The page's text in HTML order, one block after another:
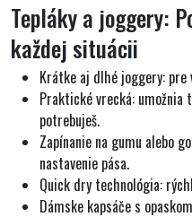
Tepláky a joggery:
každej situácii
Krátke aj dlhé joggery: pre
Praktické vrecká: umožnia
potrebuješ.
Zapínanie na gumu alebo
nastavenie pása.
Quick dry technológia:
Dámske kapsáče s